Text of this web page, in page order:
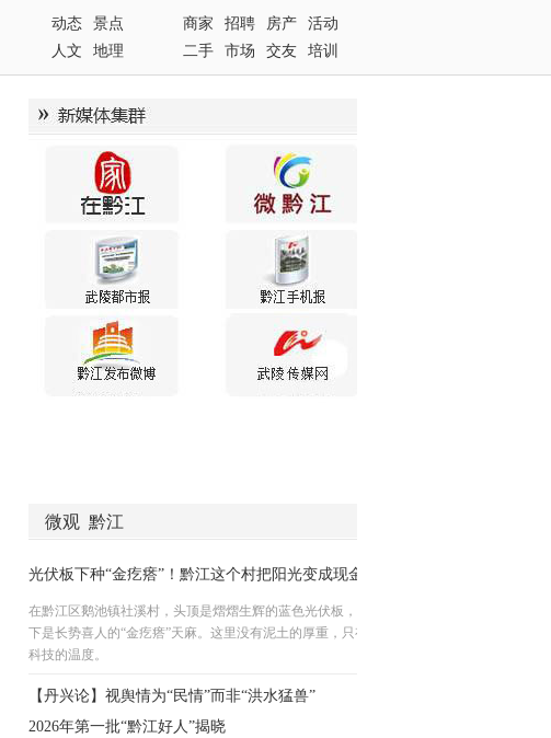
动态
景点
人文
地理
商家 招聘 房产
活动
二手
市场 交友 培训